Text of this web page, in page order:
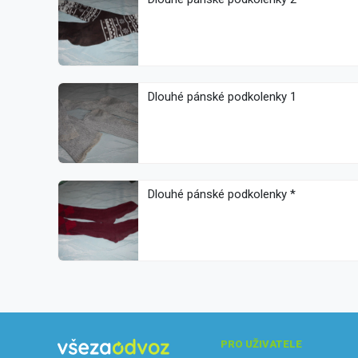
Dlouhé pánské podkolenky 1
Dlouhé pánské podkolenky *
PRO UŽIVATELE